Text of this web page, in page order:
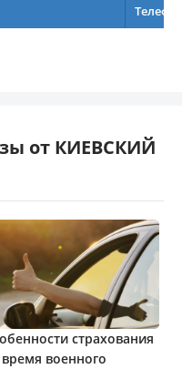
от КИЕВСКИЙ
страхования
военного